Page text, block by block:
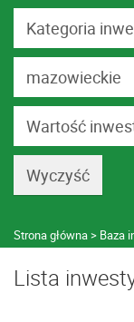
Kategoria
mazowieckie
Wartość
Strona główna Baza
Lista